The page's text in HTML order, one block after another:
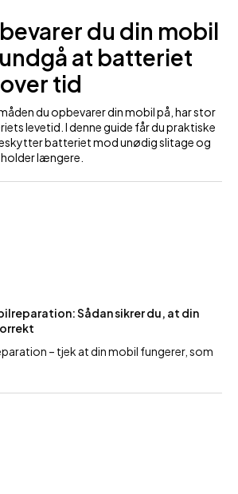
du din mobil
at batteriet
tid
du opbevarer din mobil på, har stor
levetid. I denne guide får du praktiske
batteriet mod unødig slitage og
længere.
Sådan sikrer du, at din
– tjek at din mobil fungerer, som